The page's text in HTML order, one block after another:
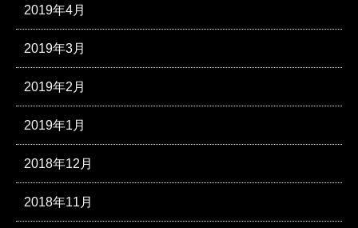
2019年4月
2019年3月
2019年2月
2019年1月
2018年12月
2018年11月